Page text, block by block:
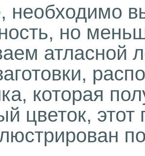
необходимо
но
атласной
которая
цветок, этот